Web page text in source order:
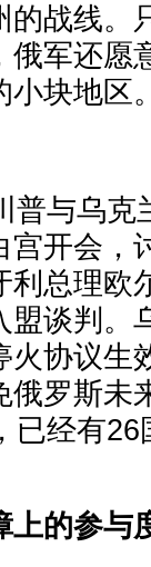
战线。
军还愿
小块地区
普与乌克
开会，
总理欧
谈判。
协议生
罗斯未
已经有
上的参与